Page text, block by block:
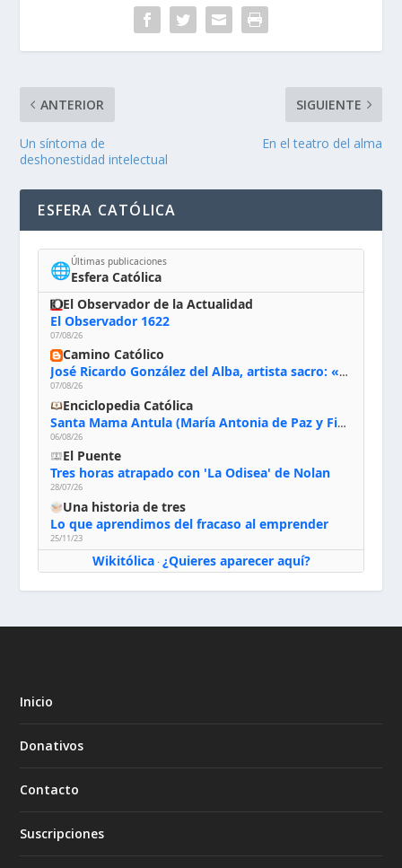
ANTERIOR
Un síntoma de
deshonestidad intelectual
SIGUIENTE
En el teatro del alma
ESFERA CATÓLICA
🌐Últimas publicaciones
Esfera Católica
El Observador de la Actualidad
El Observador 1622
07/08/26
Camino Católico
José Ricardo González del Alba, artista sacro: «Yo oro, hablo con Dios, le pido al Espíritu Santo su inspiración y siempre pinto rezando el rosario para que sea Él quien actúe a través de mis manos»
07/08/26
Enciclopedia Católica
Santa Mama Antula (María Antonia de Paz y Figueroa)
06/08/26
El Puente
Tres horas atrapado con 'La Odisea' de Nolan
28/07/26
Una historia de tres
Lo que aprendimos del fracaso al emprender
25/11/23
Wikitólica· ¿Quieres aparecer aquí?
Inicio
Donativos
Contacto
Suscripciones